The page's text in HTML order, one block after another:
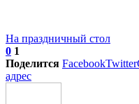
На праздничный стол
0 1
Поделится FacebookTwitter
адрес